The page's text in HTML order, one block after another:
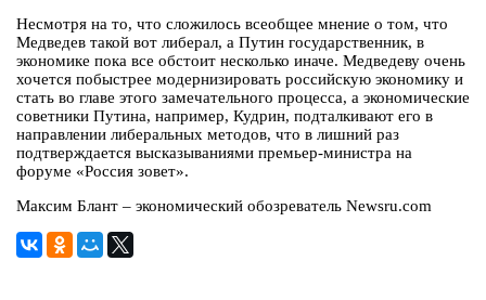
Несмотря на то, что сложилось всеобщее мнение о том, что
Медведев такой вот либерал, а Путин государственник, в
экономике пока все обстоит несколько иначе. Медведеву очень
хочется побыстрее модернизировать российскую экономику и
стать во главе этого замечательного процесса, а экономические
советники Путина, например, Кудрин, подталкивают его в
направлении либеральных методов, что в лишний раз
подтверждается высказываниями премьер-министра на
форуме «Россия зовет».
Максим Блант – экономический обозреватель Newsru.com